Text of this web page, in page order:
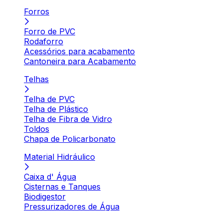
Forros
Forro de PVC
Rodaforro
Acessórios para acabamento
Cantoneira para Acabamento
Telhas
Telha de PVC
Telha de Plástico
Telha de Fibra de Vidro
Toldos
Chapa de Policarbonato
Material Hidráulico
Caixa d' Água
Cisternas e Tanques
Biodigestor
Pressurizadores de Água